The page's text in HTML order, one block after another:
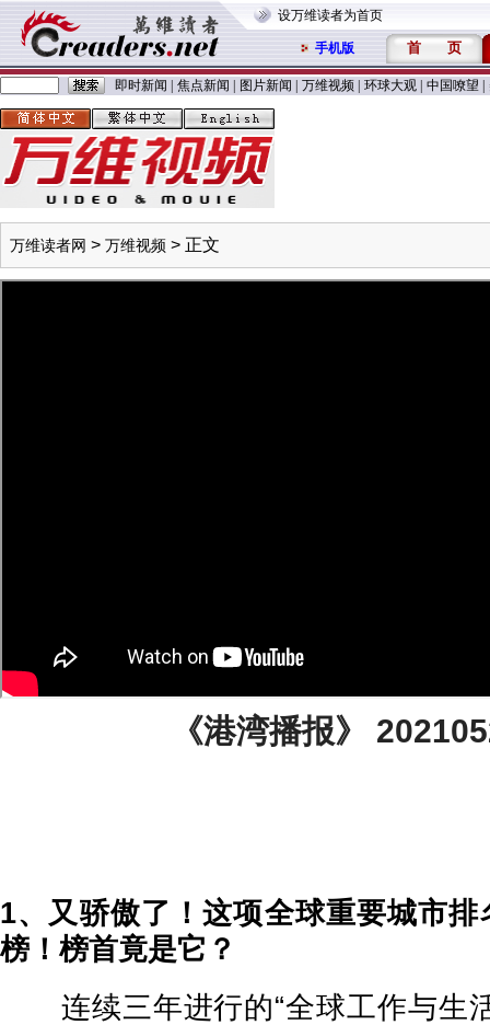
设万维读者为首页
手机版 首 页
即时新闻 焦点新闻 图片新闻 万维视频 环球大观 中国嘹望
万维读者网 > 万维视频 > 正文
《港湾播报》
1、又骄傲了！这项全球重要城市
榜！榜首竟是它？
连续三年进行的“全球工作与生